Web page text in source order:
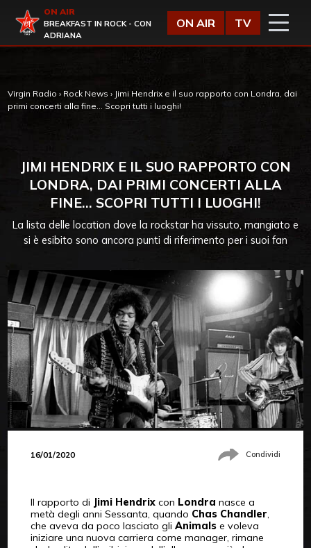
Virgin Radio
ON AIR
BREAKFAST IN ROCK - CON
ADRIANA
ON AIR TV
Virgin Radio › Rock News › Jimi Hendrix e il suo rapporto con Londra, dai
primi concerti alla fine… Scopri tutti i luoghi!
JIMI HENDRIX E IL SUO RAPPORTO CON
LONDRA, DAI PRIMI CONCERTI ALLA
FINE… SCOPRI TUTTI I LUOGHI!
La lista delle location dove la rockstar ha vissuto, mangiato e
si è esibito sono ancora punti di riferimento per i suoi fan
16/01/2020 Condividi
Il rapporto di Jimi Hendrixcon Londra nasce a
metà degli anni Sessanta, quando Chas Chandler,
che aveva da poco lasciato gli Animalse voleva
iniziare una nuova carriera come manager, rimane